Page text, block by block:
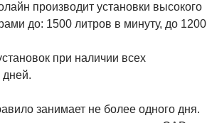
производит установки высокого
до: 1500 литров в минуту, до 1200
при наличии всех
занимает не более одного дня.